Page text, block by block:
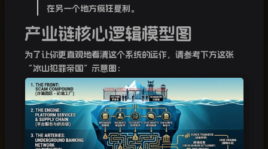
在另一个地方疯狂复制。
产业链核心逻辑模型图
为了让你更直观地看清这个系统的运作，请参考下方这张
“冰山犯罪帝国”示意图：